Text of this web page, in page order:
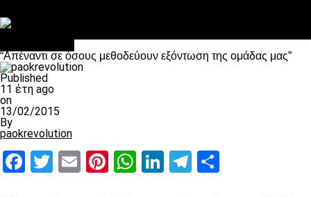
“Απέναντι σε όσους μεθοδεύουν εξόντωση της ομάδας μας”
Published
11 έτη ago
on
13/02/2015
By
paokrevolution
Facebook
Twitter
EmailPinterest
WhatsApp
LinkedIn
Telegram